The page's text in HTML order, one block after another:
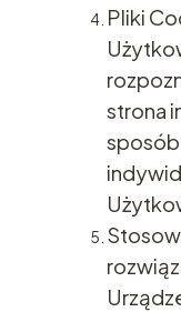
Pliki
strona